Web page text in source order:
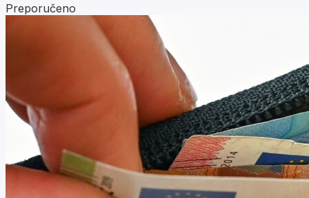
Preporučeno